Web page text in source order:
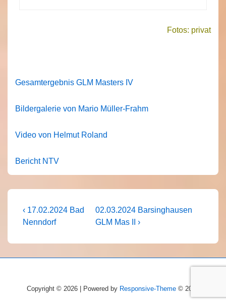
Fotos: privat
Gesamtergebnis GLM Masters IV
Bildergalerie von Mario Müller-Frahm
Video von Helmut Roland
Bericht NTV
Beitragsnavigation
Vorheriger
Beitrag
‹ 17.02.2024 Bad
Nenndorf
Nächster
Beitrag
02.03.2024 Barsinghausen
GLM Mas II ›
Copyright © 2026 | Powered by Responsive-Theme © 2026